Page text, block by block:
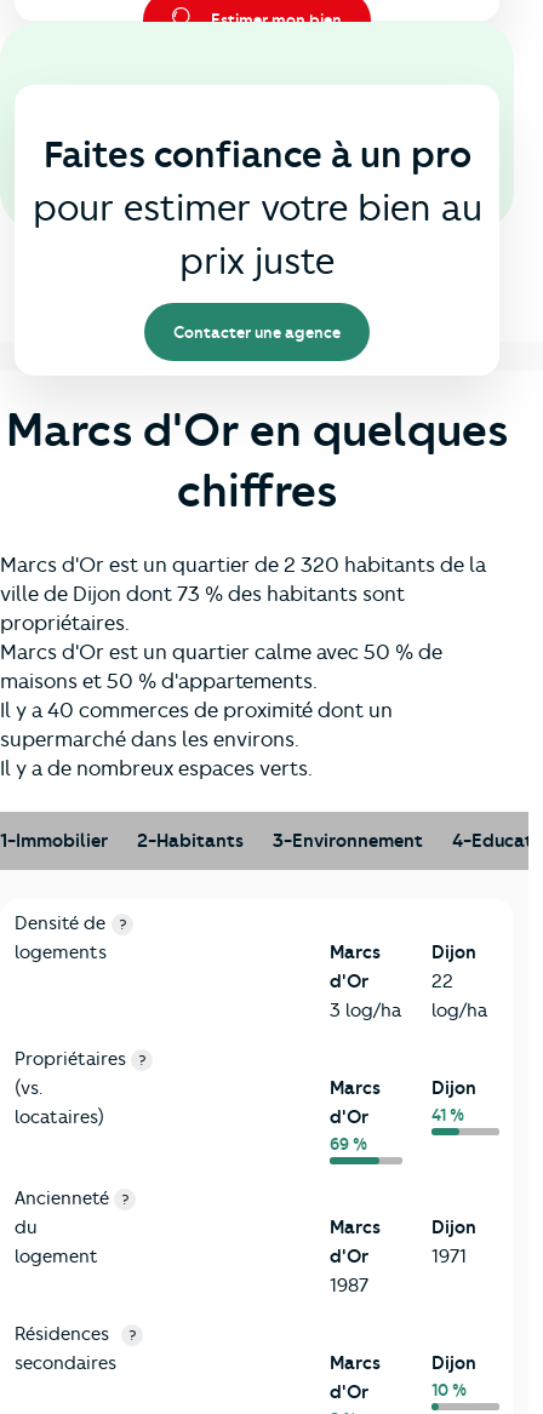
Estimer mon bien
En agence
Faites confiance à un pro
pour estimer votre bien au
prix juste
Contacter une agence
Marcs d'Or en quelques
chiffres
Marcs d'Or est un quartier de 2 320 habitants de la
ville de Dijon dont 73 % des habitants sont
propriétaires.
Marcs d'Or est un quartier calme avec 50 % de
maisons et 50 % d'appartements.
Il y a 40 commerces de proximité dont un
supermarché dans les environs.
Il y a de nombreux espaces verts.
1-Immobilier 2-Habitants 3-Environnement 4-
1-Immobilier
Critères Marcs d'Or
Densité de
logements
?
Marcs
d'Or
3 log/ha
Dijon
22
log/ha
Propriétaires
(vs.
locataires)
?
Marcs
d'Or
69 %
Dijon
41 %
Ancienneté
du
logement
?
Marcs
d'Or
1987
Dijon
1971
Résidences
secondaires
?
Marcs
d'Or
Dijon
10 %